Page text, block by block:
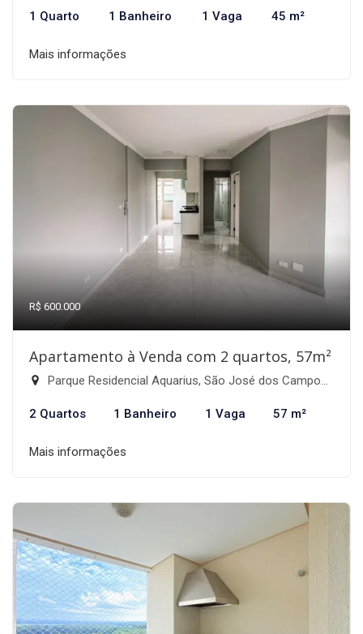
1 Quarto 1 Banheiro 1 Vaga 45 m²
Mais informações
R$ 600.000
Apartamento à Venda com 2 quartos, 57m²
Parque Residencial Aquarius, São José dos Campos-SP
2 Quartos 1 Banheiro 1 Vaga 57 m²
Mais informações